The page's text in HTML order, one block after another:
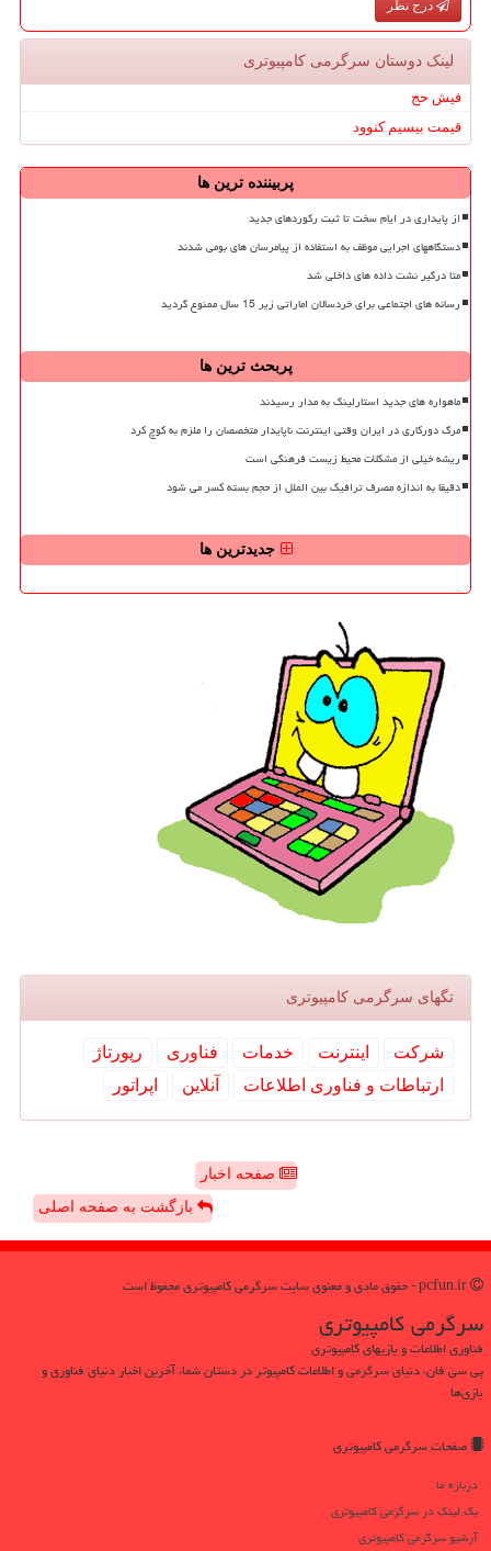
درج نظر
لینک دوستان سرگرمی كامپیوتری
فیش حج
قیمت بیسیم کنوود
پربیننده ترین ها
از پایداری در ایام سخت تا ثبت رکوردهای جدید
دستگاههای اجرایی موظف به استفاده از پیامرسان های بومی شدند
متا درگیر نشت داده های داخلی شد
رسانه های اجتماعی برای خردسالان اماراتی زیر 15 سال ممنوع گردید
پربحث ترین ها
ماهواره های جدید استارلینک به مدار رسیدند
مرگ دورکاری در ایران وقتی اینترنت ناپایدار متخصصان را ملزم به کوچ کرد
ریشه خیلی از مشکلات محیط زیست فرهنگی است
دقیقا به اندازه مصرف ترافیک بین الملل از حجم بسته کسر می شود
جدیدترین ها
تگهای سرگرمی كامپیوتری
شركت اینترنت خدمات فناوری
رپورتاژ
ارتباطات و فناوری اطلاعات
آنلاین اپراتور
صفحه اخبار
بازگشت به صفحه اصلی
سرگرمی كامپیوتری
فناوری اطلاعات و بازیهای کامپیوتری
پی سی فان، دنیای سرگرمی و اطلاعات کامپیوتر در دستان شما، آخرین اخبار دنیای فناوری و
بازی‌ها
صفحات سرگرمی كامپیوتری
درباره ما
بک لینک در سرگرمی كامپیوتری
آرشیو سرگرمی كامپیوتری